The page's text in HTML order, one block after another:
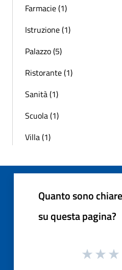
Farmacie (1)
Istruzione (1)
Palazzo (5)
Ristorante (1)
Sanità (1)
Scuola (1)
Villa (1)
Quanto sono
su questa pagina?